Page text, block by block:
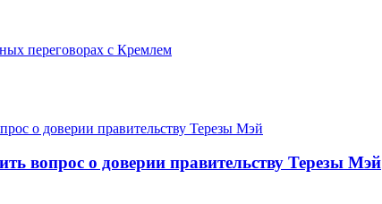
переговорах с Кремлем
вопрос о доверии правительству Терезы Мэй